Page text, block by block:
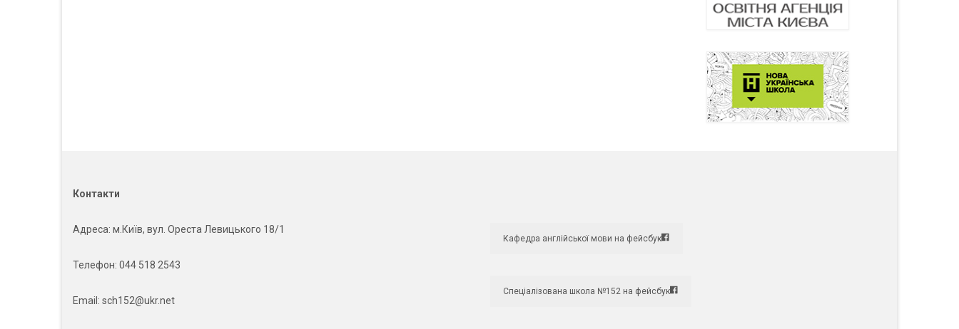
Контакти
Адреса: м.Київ, вул. Ореста Левицького 18/1
Телефон: 044 518 2543
Email: sch152@ukr.net
Кафедра англійської мови на фейсбук
Спеціалізована школа №152 на фейсбук